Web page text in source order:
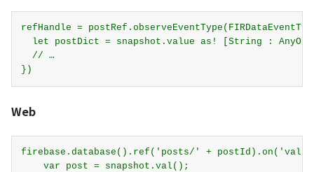
refHandle =
let postDict = snapshot.value as! [String :
  // …
Web
firebase.database().ref('posts/' +
    var post = snapshot.val();